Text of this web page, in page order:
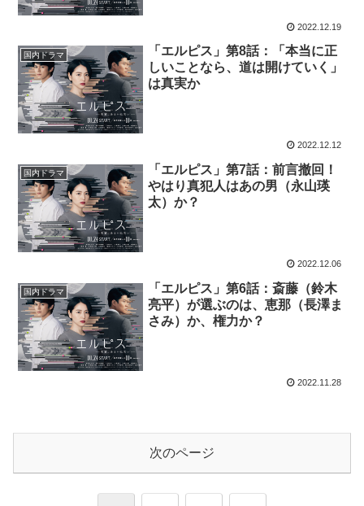
2022.12.19
国内ドラマ
「エルピス」第8話：「本当に正
しいことなら、道は開けていく」
は真実か
2022.12.12
国内ドラマ
「エルピス」第7話：前言撤回！
やはり真犯人はあの男（永山瑛
太）か？
2022.12.06
国内ドラマ
「エルピス」第6話：斎藤（鈴木
亮平）が選ぶのは、恵那（長澤ま
さみ）か、権力か？
2022.11.28
次のページ